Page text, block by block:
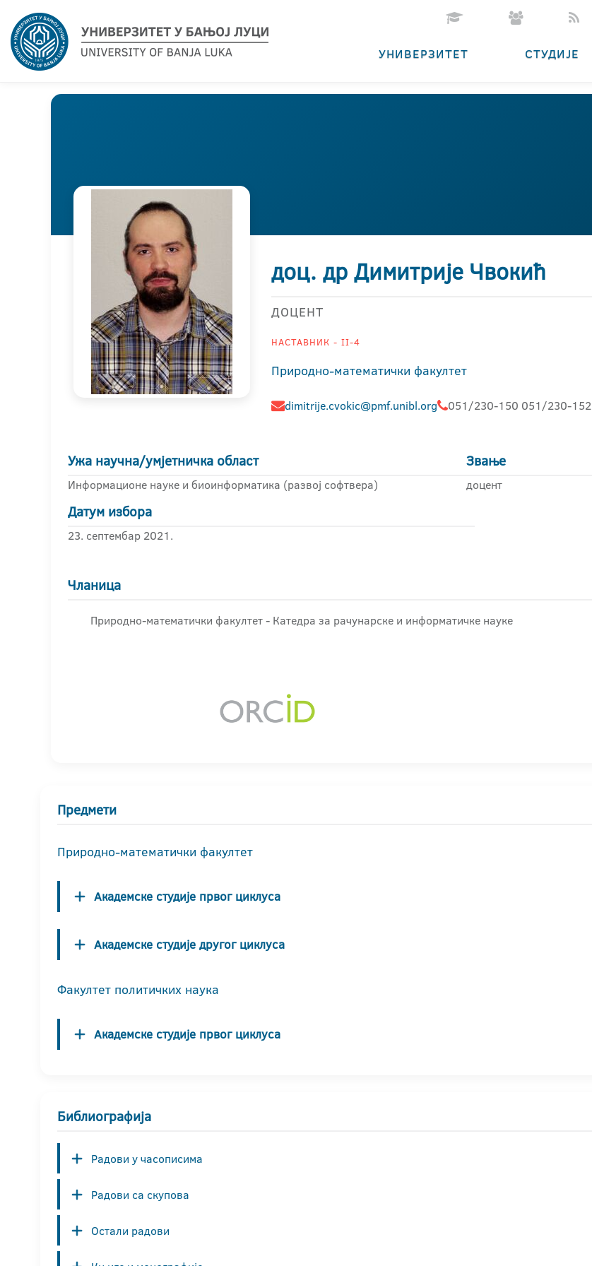
УНИВЕРЗИТЕТ СТУДИЈЕ
доц. др Димитрије Чвокић
ДОЦЕНТ
НАСТАВНИК - II-4
Природно-математички факултет
dimitrije.cvokic@pmf.unibl.org 051/230-150 051/230-152
Ужа научна/умјетничка област
Информационе науке и биоинформатика (развој софтвера)
Звање
доцент
Датум избора
23. септембар 2021.
Чланица
Природно-математички факултет - Катедра за рачунарске и информатичке науке
Предмети
Природно-математички факултет
Академске студије првог циклуса
Академске студије другог циклуса
Факултет политичких наука
Академске студије првог циклуса
Библиографија
Радови у часописима
Радови са скупова
Остали радови